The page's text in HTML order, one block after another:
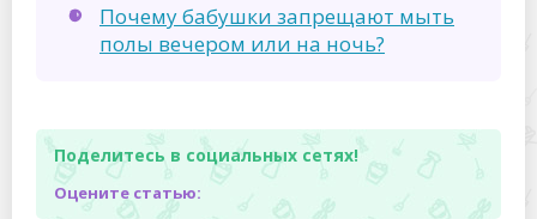
Почему бабушки запрещают мыть
полы вечером или на ночь?
Поделитесь в социальных сетях!
Оцените статью: